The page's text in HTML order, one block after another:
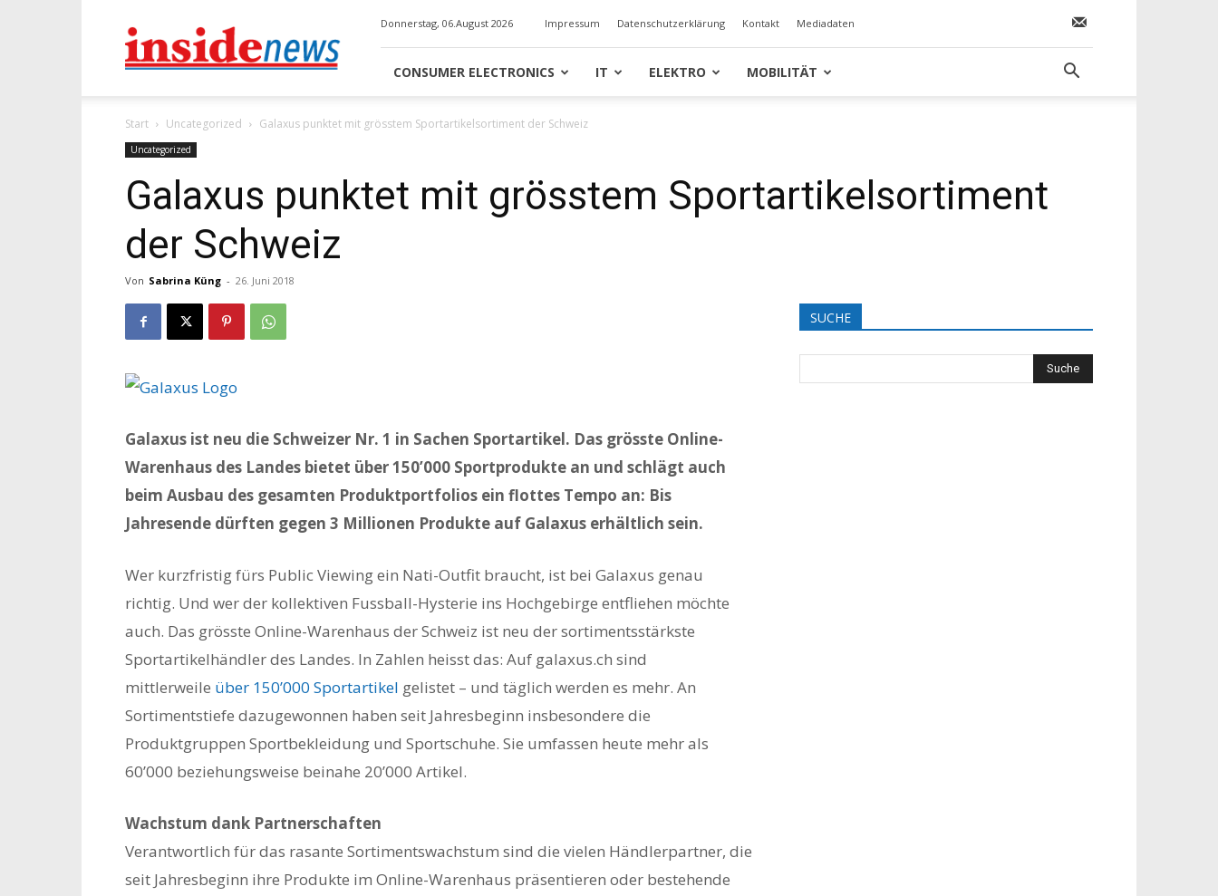
Donnerstag, 06.August 2026 Impressum Datenschutzerklärung Kontakt Mediadaten
CONSUMER ELECTRONICS IT ELEKTRO MOBILITÄT
Start Uncategorized Galaxus punktet mit grösstem Sportartikelsortiment der Schweiz
Uncategorized
Galaxus punktet mit grösstem Sportartikelsortiment
der Schweiz
Von Sabrina Küng - 26. Juni 2018
Galaxus ist neu die Schweizer Nr. 1 in Sachen Sportartikel. Das grösste Online-
Warenhaus des Landes bietet über 150’000 Sportprodukte an und schlägt auch
beim Ausbau des gesamten Produktportfolios ein flottes Tempo an: Bis
Jahresende dürften gegen 3 Millionen Produkte auf Galaxus erhältlich sein.
Wer kurzfristig fürs Public Viewing ein Nati-Outfit braucht, ist bei Galaxus genau
richtig. Und wer der kollektiven Fussball-Hysterie ins Hochgebirge entfliehen möchte
auch. Das grösste Online-Warenhaus der Schweiz ist neu der sortimentsstärkste
Sportartikelhändler des Landes. In Zahlen heisst das: Auf galaxus.ch sind
mittlerweile über 150’000 Sportartikel gelistet – und täglich werden es mehr. An
Sortimentstiefe dazugewonnen haben seit Jahresbeginn insbesondere die
Produktgruppen Sportbekleidung und Sportschuhe. Sie umfassen heute mehr als
60’000 beziehungsweise beinahe 20’000 Artikel.
Wachstum dank Partnerschaften
Verantwortlich für das rasante Sortimentswachstum sind die vielen Händlerpartner, die
seit Jahresbeginn ihre Produkte im Online-Warenhaus präsentieren oder bestehende
SUCHE